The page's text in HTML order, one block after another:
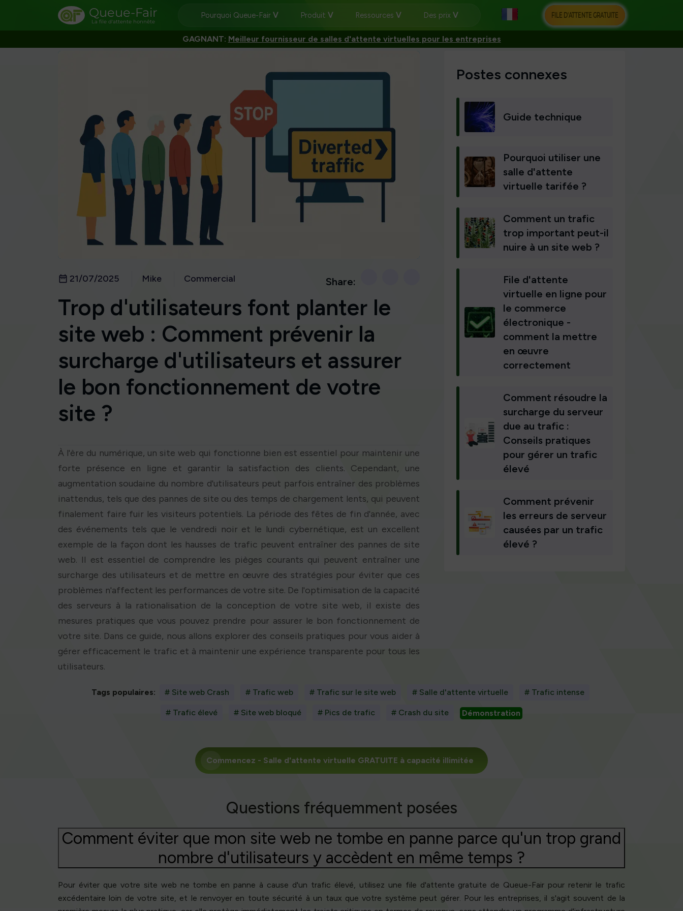
Queue-Fair
La file d'attente honnête
Pourquoi Queue-Fair Produit Ressources Des prix FILE D'ATTENTE GRATUITE
GAGNANT: Meilleur fournisseur de salles d'attente virtuelles pour les entreprises
21/07/2025 Mike Commercial Share:
Trop d'utilisateurs font planter le
site web : Comment prévenir la
surcharge d'utilisateurs et assurer
le bon fonctionnement de votre
site ?
À l'ère du numérique, un site web qui fonctionne bien est essentiel pour maintenir une
forte présence en ligne et garantir la satisfaction des clients. Cependant, une
augmentation soudaine du nombre d'utilisateurs peut parfois entraîner des problèmes
inattendus, tels que des pannes de site ou des temps de chargement lents, qui peuvent
finalement faire fuir les visiteurs potentiels. La période des fêtes de fin d'année, avec
des événements tels que le vendredi noir et le lundi cybernétique, est un excellent
exemple de la façon dont les hausses de trafic peuvent entraîner des pannes de site
web. Il est essentiel de comprendre les pièges courants qui peuvent entraîner une
surcharge des utilisateurs et de mettre en œuvre des stratégies pour éviter que ces
problèmes n'affectent les performances de votre site. De l'optimisation de la capacité
des serveurs à la rationalisation de la conception de votre site web, il existe des
mesures pratiques que vous pouvez prendre pour assurer le bon fonctionnement de
votre site. Dans ce guide, nous allons explorer des conseils pratiques pour vous aider à
gérer efficacement le trafic et à maintenir une expérience transparente pour tous les
utilisateurs.
Postes connexes
Guide technique
Pourquoi utiliser une
salle d'attente
virtuelle tarifée ?
Comment un trafic
trop important peut-il
nuire à un site web ?
File d'attente
virtuelle en ligne pour
le commerce
électronique -
comment la mettre
en œuvre
correctement
Comment résoudre la
surcharge du serveur
due au trafic :
Conseils pratiques
pour gérer un trafic
élevé
Comment prévenir
les erreurs de serveur
causées par un trafic
élevé ?
Tags populaires: # Site web Crash # Trafic web # Trafic sur le site web # Salle d'attente virtuelle # Trafic intense
# Trafic élevé # Site web bloqué # Pics de trafic # Crash du site Démonstration
Commencez - Salle d'attente virtuelle GRATUITE à capacité illimitée
Questions fréquemment posées
Comment éviter que mon site web ne tombe en panne parce qu'un trop grand
nombre d'utilisateurs y accèdent en même temps ?
Pour éviter que votre site web ne tombe en panne à cause d'un trafic élevé, utilisez une file d'attente gratuite de Queue-Fair pour retenir le trafic
excédentaire loin de votre site, et le renvoyer en toute sécurité à un taux que votre système peut gérer. Pour les entreprises, il s'agit souvent de la